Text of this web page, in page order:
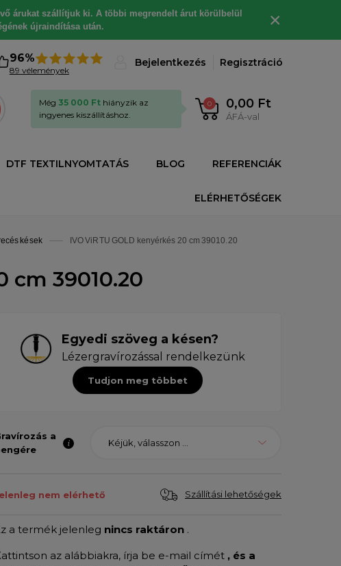
árukat szállítjuk ki. A többi megrendelt árut körülbelül
újraindítása után.
×
96%
89 vélemények
Bejelentkezés Regisztráció
0 0,00 Ft
ÁFÁ-val
Még 35 000 Ft hiányzik az
ingyenes kiszállításhoz.
DTF TEXTILNYOMTATÁS BLOG REFERENCIÁK
ELÉRHETŐSÉGEK
kések IVO ViRTU GOLD kenyérkés 20 cm 39010.20
cm 39010.20
Egyedi szöveg a késen?
Lézergravírozással rendelkezünk
Tudjon meg többet
a
Kéjük, válasszon ...
nem elérhető Szállítási lehetőségek
a termék jelenleg nincs raktáron .
az alábbiakra, írja be e-mail címét , és a